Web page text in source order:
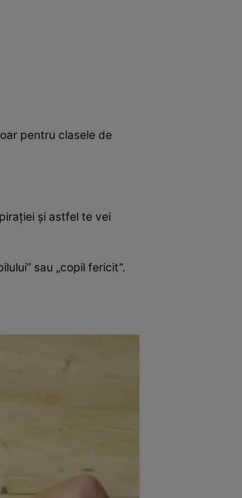
pentru clasele de
şi astfel te vei
sau „copil fericit”.